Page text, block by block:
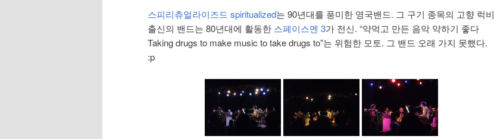
스피리츄얼라이즈드 spiritualized는 90년대를 풍미한 영국밴드. 그 구기 종목의 고향 럭비
출신의 밴드는 80년대에 활동한 스페이스멘 3가 전신. “약먹고 만든 음악 약하기 좋다
Taking drugs to make music to take drugs to”는 위험한 모토. 그 밴드 오래 가지 못했다.
:p